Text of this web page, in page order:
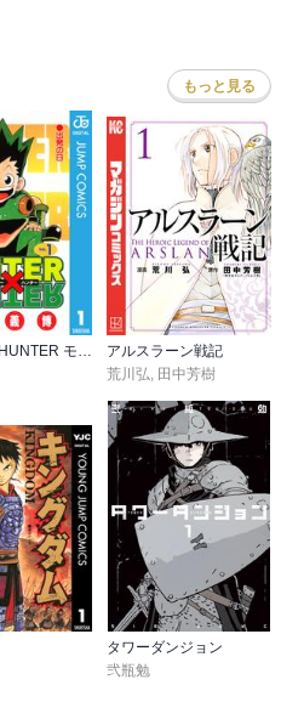
もっと見る
アルスラーン戦記
荒川弘 田中芳樹
タワーダンジョン
弐瓶勉